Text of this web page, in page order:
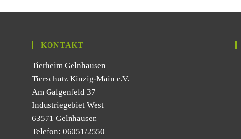
KONTAKT
Tierheim Gelnhausen
Tierschutz Kinzig-Main e.V.
Am Galgenfeld 37
Industriegebiet West
63571 Gelnhausen
Telefon: 06051/2550